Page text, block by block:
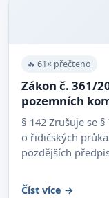
🔥 61× přečteno
Zákon č. 361/
pozemních
§ 142 Zrušuje se
o řidičských
pozdějších
Číst více →